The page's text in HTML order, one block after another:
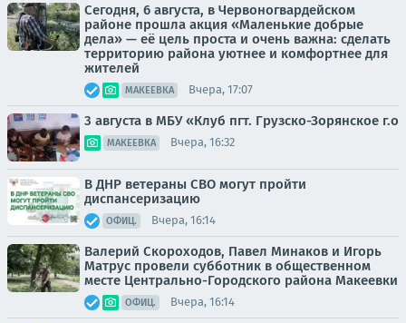
Сегодня, 6 августа, в Червоногвардейском
районе прошла акция «Маленькие добрые
дела» — её цель проста и очень важна: сделать
территорию района уютнее и комфортнее для
жителей
МАКЕЕВКА Вчера, 17:07
3 августа в МБУ «Клуб пгт. Грузско-Зорянское г.о
МАКЕЕВКА Вчера, 16:32
В ДНР ветераны СВО могут пройти
диспансеризацию
ОФИЦ. Вчера, 16:14
Валерий Скороходов, Павел Минаков и Игорь
Матрус провели субботник в общественном
месте Центрально-Городского района Макеевки
ОФИЦ. Вчера, 16:14